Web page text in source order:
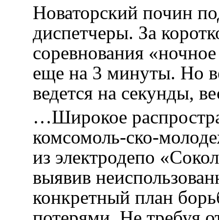
Новаторский почин
диспетчеры. За
соревнования
еще на 3 минуты. Но
ведется на секунды,
…Широкое
комсомоль-ско-
из электродепо
выявив
конкретный план